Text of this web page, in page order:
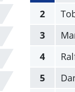
2
3
4
5